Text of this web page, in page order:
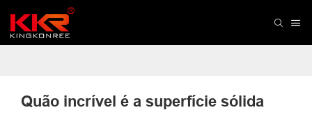
Quão incrível é a superfície sólida